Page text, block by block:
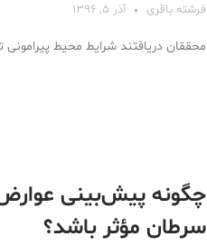
فرشته باقری آذر ۵, ۱۳۹۶
محققان دریافتند شرایط محیط
چگونه پیش‌بینی عوارض
سرطان مؤثر باشد؟